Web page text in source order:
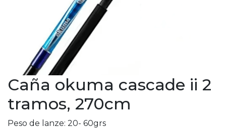
Caña okuma cascade ii 2
tramos, 270cm
Peso de lanze: 20- 60grs